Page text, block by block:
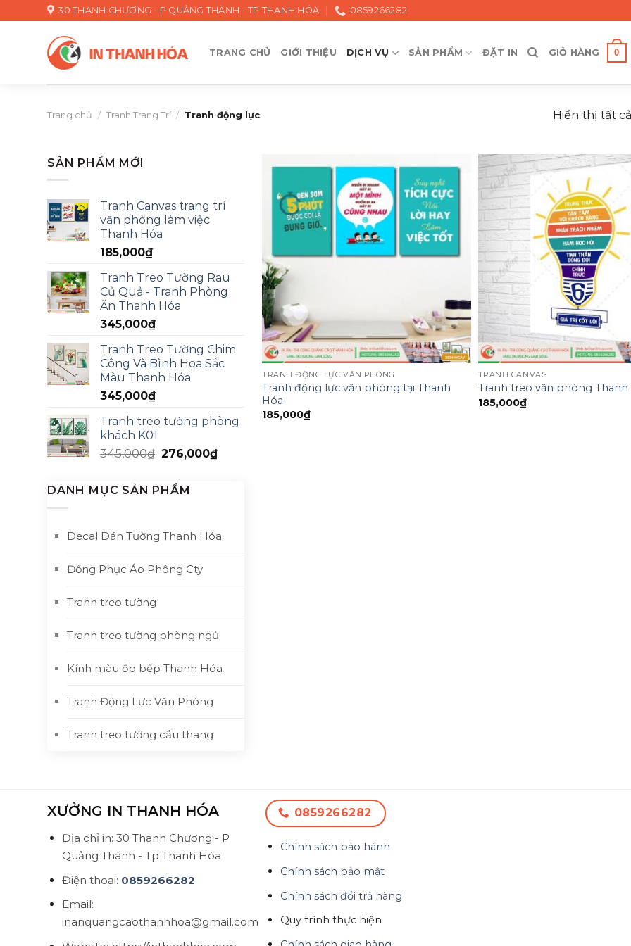
to
30 THANH CHƯƠNG - P QUẢNG THÀNH - TP THANH HÓA 0859266282
TRANG CHỦ GIỚI THIỆU DỊCH VỤ SẢN PHẨM ĐẶT IN GIỎ HÀNG 0
Trang chủ / Tranh Trang Trí / Tranh động lực Hiển thị tất
SẢN PHẨM MỚI
Tranh Canvas trang trí
văn phòng làm việc
Thanh Hóa
185,000₫
Tranh Treo Tường Rau
Củ Quả - Tranh Phòng
Ăn Thanh Hóa
345,000₫
Tranh Treo Tường Chim
Công Và Bình Hoa Sắc
Màu Thanh Hóa
345,000₫
Tranh treo tường phòng
khách K01
345,000₫ 276,000₫
DANH MỤC SẢN PHẨM
Decal Dán Tường Thanh Hóa
Đồng Phục Áo Phông Cty
Tranh treo tường
Tranh treo tường phòng ngủ
Kính màu ốp bếp Thanh Hóa
Tranh Động Lực Văn Phòng
Tranh treo tường cầu thang
TRANH ĐỘNG LỰC VĂN PHÒNG
Tranh động lực văn phòng tại Thanh
Hóa
185,000₫
TRANH CANVAS
Tranh treo văn phòng Thanh
185,000₫
XƯỞNG IN THANH HÓA
Địa chỉ in: 30 Thanh Chương - P
Quảng Thành - Tp Thanh Hóa
Điện thoại: 0859266282
Email:
inanquangcaothanhhoa@gmail.com
0859266282
Chính sách bảo hành
Chính sách bảo mật
Chính sách đổi trả hàng
Quy trình thực hiện